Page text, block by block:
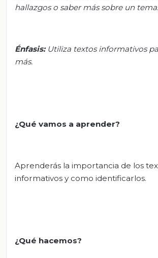
hallazgos o saber más sobre un tema.
Énfasis: Utiliza textos informativos
más.
¿Qué vamos a aprender?
Aprenderás la importancia de los
informativos y como identificarlos.
¿Qué hacemos?